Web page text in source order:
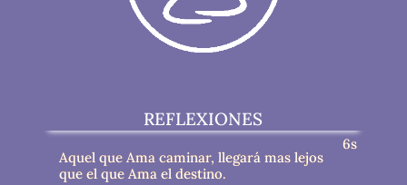
REFLEXIONES
5s
Aquel que Ama caminar, llegará mas lejos
que el que Ama el destino.